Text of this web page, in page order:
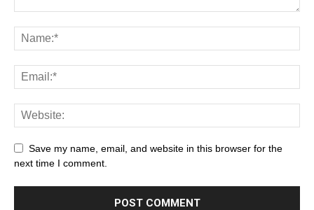
Save my name, email, and website in this browser for the
next time I comment.